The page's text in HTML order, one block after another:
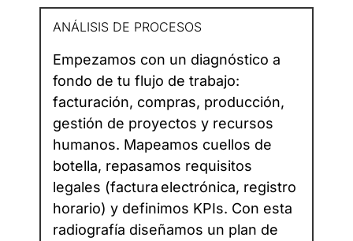
ANÁLISIS DE PROCESOS
Empezamos con un diagnóstico a
fondo de tu flujo de trabajo:
facturación, compras, producción,
gestión de proyectos y recursos
humanos. Mapeamos cuellos de
botella, repasamos requisitos
legales (factura electrónica, registro
horario) y definimos KPIs. Con esta
radiografía diseñamos un plan de